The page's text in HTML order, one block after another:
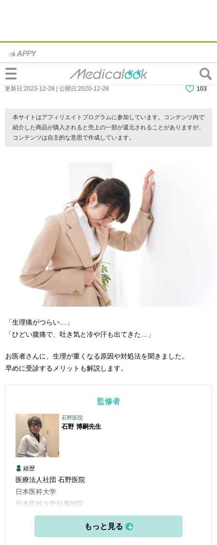
生理痛がつらい。腹痛に吐き気、冷や汗ま
で…これ大丈夫？病院行くべき？
更新日:2023-12-28 | 公開日:2020-12-28 103
本サイトはアフィリエイトプログラムに参加しています。コンテンツ内で
紹介した商品が購入されると売上の一部が還元されることがありますが、
コンテンツは自主的な意思で作成しています。
「生理痛がつらい…」
「ひどい腹痛で、吐き気と冷や汗も出てきた…」
お医者さんに、生理が重くなる原因や対処法を聞きました。
早めに受診するメリットも解説します。
監修者
石野医院
石野 博嗣先生
経歴
医療法人社団 石野医院
日本医科大学
日本医科大学付属病院
日本医科大付属第二病院